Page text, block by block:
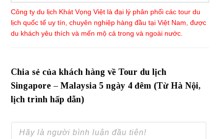
Công ty du lịch Khát Vọng Việt là đại lý phân phối các tour du
lịch quốc tế uy tín, chuyên nghiệp hàng đầu tại Việt Nam, được
du khách yêu thích và mến mộ cả trong và ngoài nước.
Chia sẻ của khách hàng về Tour du lịch
Singapore – Malaysia 5 ngày 4 đêm (Từ Hà Nội,
lịch trình hấp dẫn)